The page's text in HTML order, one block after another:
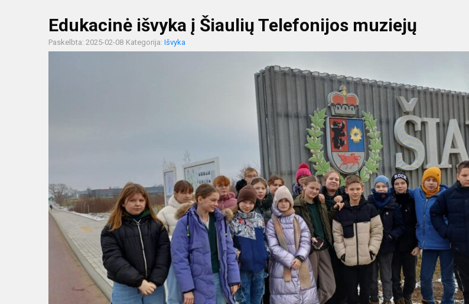
Edukacinė išvyka į Šiaulių Telefonijos muziejų
Paskelbta: 2025-02-08 Kategorija: Išvyka